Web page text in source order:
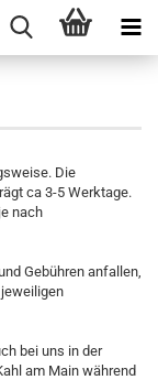
Die
ca 3-5 Werktage.
nach
Gebühren anfallen,
bei uns in der
am Main während